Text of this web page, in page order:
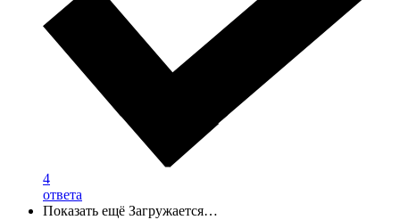
4
ответа
Показать ещё Загружается…